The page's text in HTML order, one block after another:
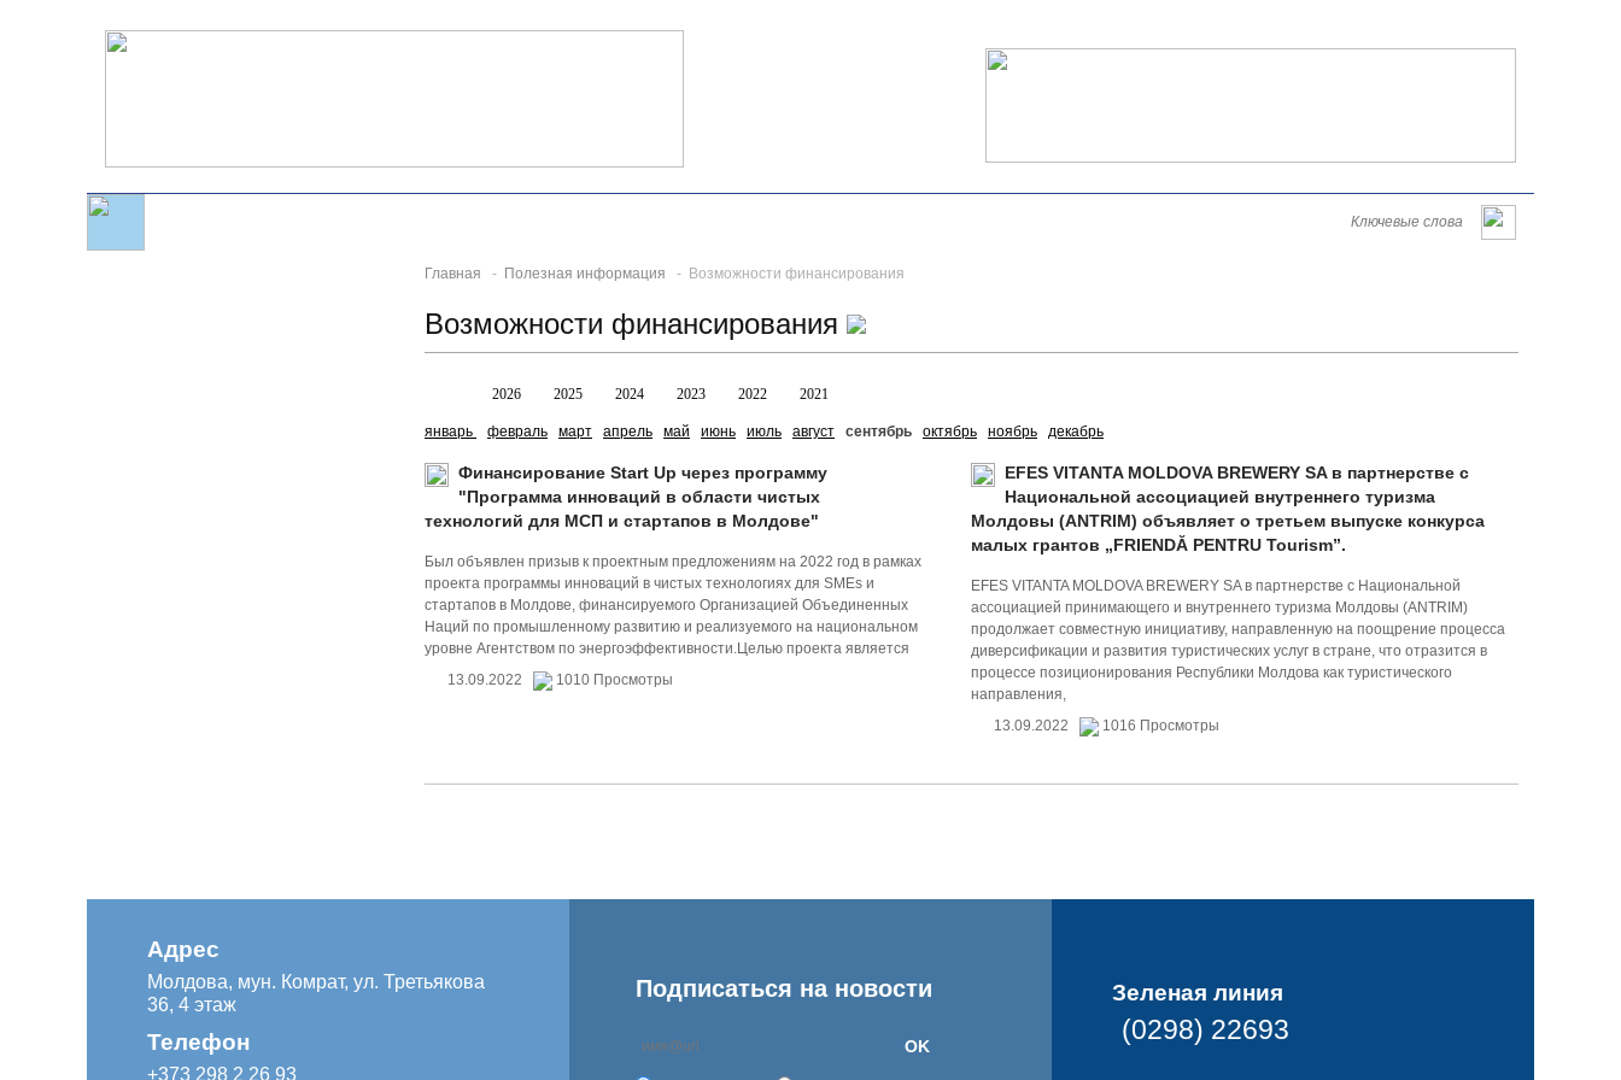
Главная - Полезная информация - Возможности финансирования
Возможности финансирования
2026 2025 2024 2023 2022 2021
январь февраль март апрель май июнь июль август сентябрь октябрь ноябрь декабрь
Финансирование Start Up через программу
"Программа инноваций в области чистых
технологий для МСП и стартапов в Молдове"
Был объявлен призыв к проектным предложениям на 2022 год в рамках
проекта программы инноваций в чистых технологиях для SMEs и
стартапов в Молдове, финансируемого Организацией Объединенных
Наций по промышленному развитию и реализуемого на национальном
уровне Агентством по энергоэффективности.Целью проекта является
13.09.2022
1010 Просмотры
EFES VITANTA MOLDOVA BREWERY SA в партнерстве с
Национальной ассоциацией внутреннего туризма
Молдовы (ANTRIM) объявляет о третьем выпуске конкурса
малых грантов „FRIENDĂ PENTRU Tourism”.
EFES VITANTA MOLDOVA BREWERY SA в партнерстве с Национальной
ассоциацией принимающего и внутреннего туризма Молдовы (ANTRIM)
продолжает совместную инициативу, направленную на поощрение процесса
диверсификации и развития туристических услуг в стране, что отразится в
процессе позиционирования Республики Молдова как туристического
направления,
13.09.2022
1016 Просмотры
Адрес
Молдова, мун. Комрат, ул. Третьякова
36, 4 этаж
Телефон
+373 298 2 26 93
Подписаться на новости
OK
Зеленая линия
(0298) 22693